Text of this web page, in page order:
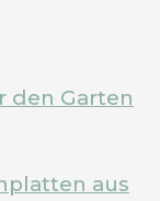
den Garten
aus